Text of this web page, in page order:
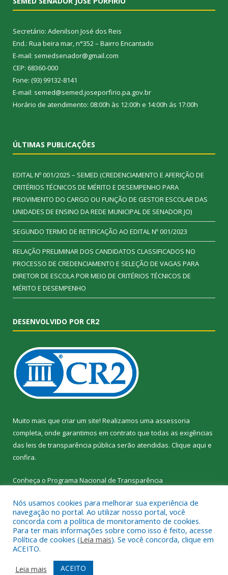
Secretário: Adenilson José dos Reis
End.: Rua beira mar, n°352 – Bairro Encantado
E-mail: semedsenador@gmail.com
CEP: 68360-000
Fone: (93) 99132-8141
E-mail: semed@semed.joseporfirio.pa.gov.br
Horário de atendimento: 08:00h às 12:00h e 14:00h ás 17:00h
ÚLTIMAS PUBLICAÇÕES
EDITAL Nº 001/2025 – SEMED (CREDENCIAMENTO E AFERIÇÃO DE
CRITÉRIOS TÉCNICOS DE MÉRITO E DESEMPENHO PARA
PROVIMENTO DO CARGO OU FUNÇÃO DE GESTOR ESCOLAR DAS
UNIDADES DE ENSINO DA REDE MUNICIPAL DE SENADOR JO)
SEGUNDO TERMO DE RETIFICAÇÃO AO EDITAL Nº 001/2023
RELAÇÃO PRELIMINAR DOS CANDIDATOS CLASSIFICADOS NO
PROCESSO DE CREDENCIAMENTO E SELEÇÃO DE VAGAS PARA
DIRETOR DE ESCOLA POR MEIO DE CRITÉRIOS TÉCNICOS DE
MÉRITO E DESEMPENHO
DESENVOLVIDO POR CR2
Muito mais que criar um site! Realizamos uma assessoria
completa, onde garantimos em contrato que todas as exigências
das leis de transparência pública serão atendidas. Clique aqui e
confira.
Conheça o Programa Nacional de Transparência
Todos os direitos reservados a SEMED – Secretaria Municipal de
Educação de Senador José Porfírio.
Mapa do Site
Acessar Área Administrativa
Nós usamos cookies para melhorar sua experiência de
navegação no portal. Ao utilizar nosso portal, você
concorda com a política de monitoramento de cookies.
Para ter mais informações sobre como isso é feito, acesse
Política de cookies (Leia mais). Se você concorda, clique em
ACEITO.
Leia mais
ACEITO